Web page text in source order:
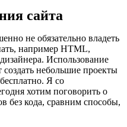
сайта
не обязательно владеть
например HTML,
Использование
небольшие проекты
Я со
хотим поговорить о
без кода, сравним способы,